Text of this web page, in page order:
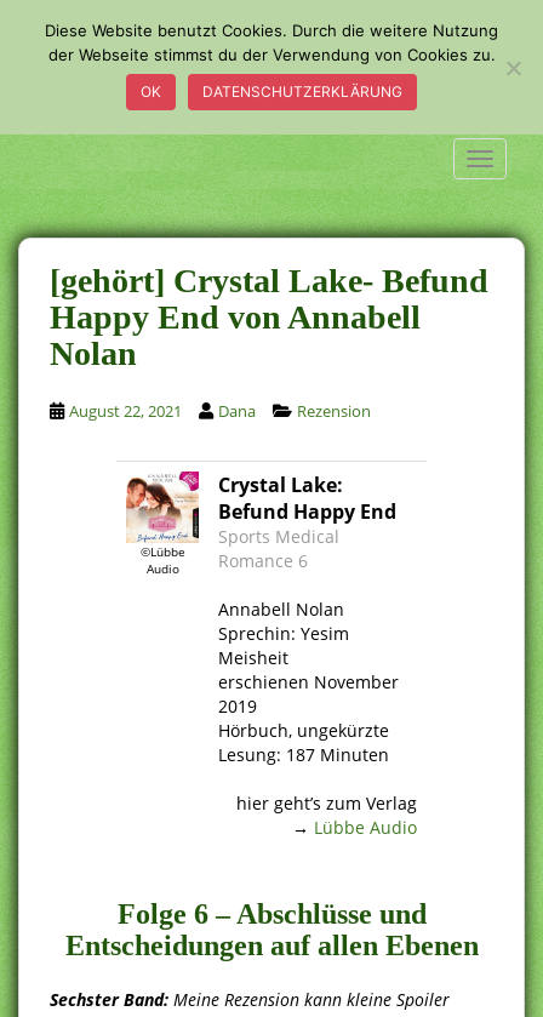
m
a
i
n
c
o
n
t
e
n
t
[gehört] Crystal Lake- Befund
Happy End von Annabell
Nolan
August 22, 2021 Dana Rezension
©Lübbe
Audio
Crystal Lake:
Befund Happy End
Sports Medical
Romance 6
Annabell Nolan
Sprechin: Yesim
Meisheit
erschienen November
2019
Hörbuch, ungekürzte
Lesung: 187 Minuten
hier geht’s zum Verlag
→ Lübbe Audio
Folge 6 – Abschlüsse und
Entscheidungen auf allen Ebenen
Sechster Band: Meine Rezension kann kleine Spoiler
Diese Website benutzt Cookies. Durch die weitere Nutzung
der Webseite stimmst du der Verwendung von Cookies zu.
OK DATENSCHUTZERKLÄRUNG